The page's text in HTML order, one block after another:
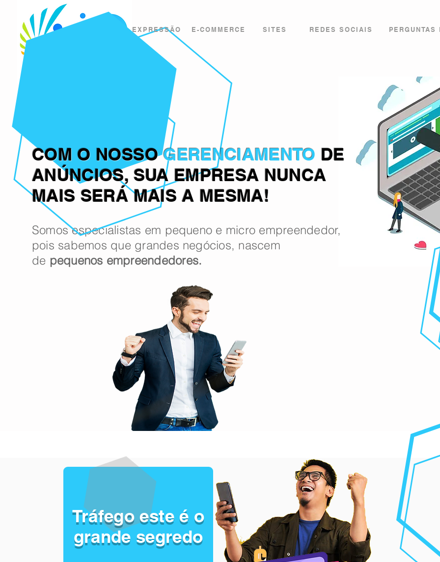
Somos especialistas em pequeno e micro empreendedor,
pois sabemos que grandes negócios, nascem
de pequenos empreendedores.
EXPRESSÃO E-COMMERCE SITES REDES SOCIAIS PERGUNTAS
COM O NOSSOGERENCIAMENTO DE
ANÚNCIOS, SUA EMPRESA NUNCA
MAIS SERÁ MAIS A MESMA!
Tráfego este é o
grande segredo